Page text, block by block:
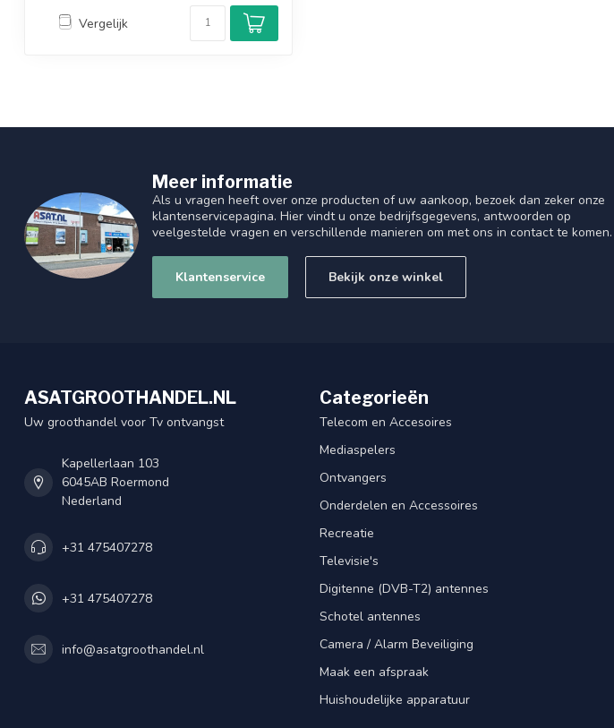
Vergelijk
Meer informatie
Als u vragen heeft over onze producten of uw aankoop, bezoek dan zeker onze
klantenservicepagina. Hier vindt u onze bedrijfsgegevens, antwoorden op
veelgestelde vragen en verschillende manieren om met ons in contact te komen.
Klantenservice Bekijk onze winkel
ASATGROOTHANDEL.NL
Uw groothandel voor Tv ontvangst
Kapellerlaan 103
6045AB Roermond
Nederland
+31 475407278
+31 475407278
info@asatgroothandel.nl
Categorieën
Telecom en Accesoires
Mediaspelers
Ontvangers
Onderdelen en Accessoires
Recreatie
Televisie's
Digitenne (DVB-T2) antennes
Schotel antennes
Camera / Alarm Beveiliging
Maak een afspraak
Huishoudelijke apparatuur